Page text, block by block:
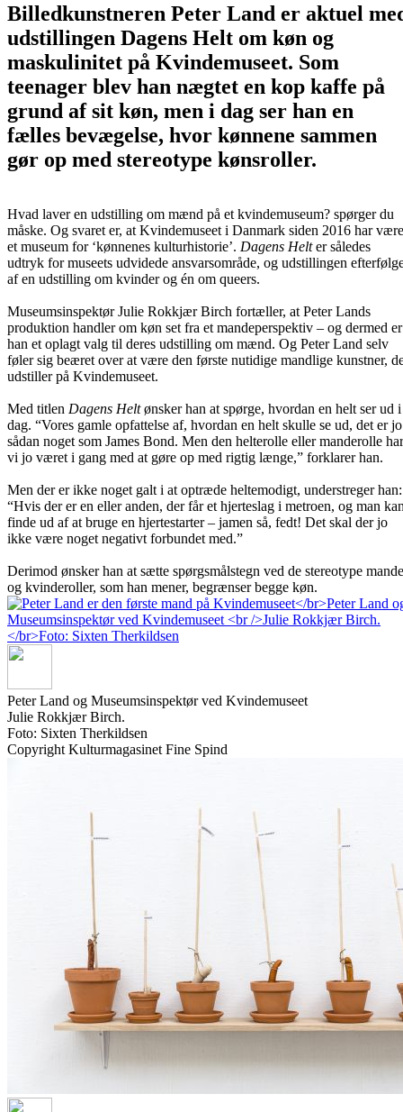
Billedkunstneren Peter Land er aktuel
udstillingen Dagens Helt om køn og
maskulinitet på Kvindemuseet. Som
teenager blev han nægtet en kop kaffe på
grund af sit køn, men i dag ser han en
fælles bevægelse, hvor kønnene sammen
gør op med stereotype kønsroller.
Hvad laver en udstilling om mænd på et kvindemuseum? spørger du
måske. Og svaret er, at Kvindemuseet i Danmark siden 2016 har
et museum for ‘kønnenes kulturhistorie’. Dagens Helter således
udtryk for museets udvidede ansvarsområde, og udstillingen
af en udstilling om kvinder og én om queers.
Museumsinspektør Julie Rokkjær Birch fortæller, at Peter Lands
produktion handler om køn set fra et mandeperspektiv – og dermed er
han et oplagt valg til deres udstilling om mænd. Og Peter Land selv
føler sig beæret over at være den første nutidige mandlige kunstner,
udstiller på Kvindemuseet.
Med titlen Dagens Heltønsker han at spørge, hvordan en helt ser ud i
dag. “Vores gamle opfattelse af, hvordan en helt skulle se ud, det er jo
sådan noget som James Bond. Men den helterolle eller manderolle har
vi jo været i gang med at gøre op med rigtig længe,” forklarer han.
Men der er ikke noget galt i at optræde heltemodigt, understreger han:
“Hvis der er en eller anden, der får et hjerteslag i metroen, og man
finde ud af at bruge en hjertestarter – jamen så, fedt! Det skal der jo
ikke være noget negativt forbundet med.”
Derimod ønsker han at sætte spørgsmålstegn ved de stereotype
og kvinderoller, som han mener, begrænser begge køn.
Peter Land og Museumsinspektør ved Kvindemuseet
Julie Rokkjær Birch.
Foto: Sixten Therkildsen
Copyright Kulturmagasinet Fine Spind